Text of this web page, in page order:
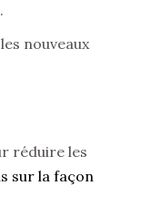
nouveaux
réduire les
sur la façon